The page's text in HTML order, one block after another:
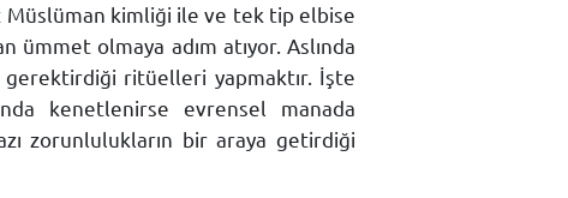
Müslüman kimliği ile ve tek tip elbise
olmaya adım atıyor. Aslında
ritüelleri yapmaktır. İşte
kenetlenirse evrensel manada
zorunlulukların bir araya getirdiği